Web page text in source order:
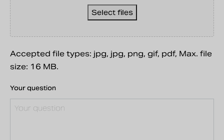
Select files
Accepted file types: jpg, jpg, png, gif, pdf, Max. file
size: 16 MB.
Your question